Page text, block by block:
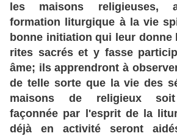
les maisons religieuses,
formation liturgique à la vie
bonne initiation qui leur donne
rites sacrés et y fasse
âme; ils apprendront à
de telle sorte que la vie des
maisons de religieux soit
façonnée par l'esprit de la
déjà en activité seront